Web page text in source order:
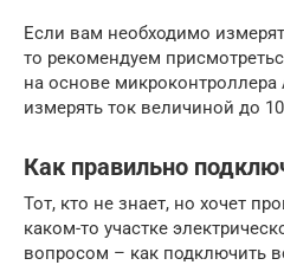
Если вам необходимо
то рекомендуем
на основе микроконтроллера
измерять ток величиной до
Как правильно
Тот, кто не знает, но хочет
каком-то участке
вопросом – как подключить